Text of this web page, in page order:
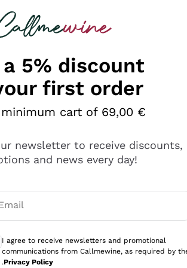
un ampio range di prezzo. Le
5% discount
first order
cart of 69,00 €
newsletter to receive discounts,
and news every day!
I agree to receive newsletters and promotional
communications from Callmewine, as required by
.Privacy Policy